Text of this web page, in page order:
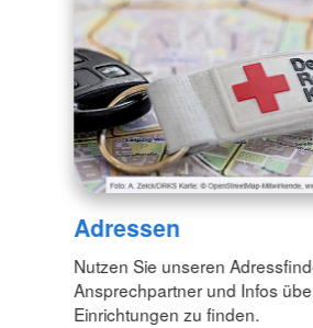
Adressen
Nutzen Sie unseren
Ansprechpartner und Infos
Einrichtungen zu finden.